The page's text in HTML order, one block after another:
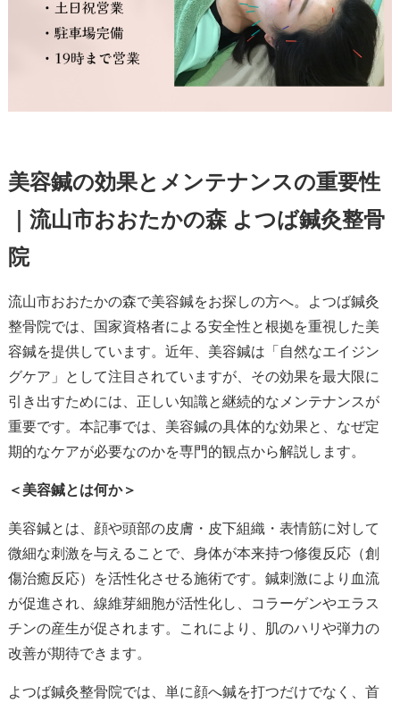
美容鍼の効果とメンテナンスの重要性
｜流山市おおたかの森 よつば鍼灸整骨
院
流山市おおたかの森で美容鍼をお探しの方へ。よつば鍼灸
整骨院では、国家資格者による安全性と根拠を重視した美
容鍼を提供しています。近年、美容鍼は「自然なエイジン
グケア」として注目されていますが、その効果を最大限に
引き出すためには、正しい知識と継続的なメンテナンスが
重要です。本記事では、美容鍼の具体的な効果と、なぜ定
期的なケアが必要なのかを専門的観点から解説します。
＜美容鍼とは何か＞
美容鍼とは、顔や頭部の皮膚・皮下組織・表情筋に対して
微細な刺激を与えることで、身体が本来持つ修復反応（創
傷治癒反応）を活性化させる施術です。鍼刺激により血流
が促進され、線維芽細胞が活性化し、コラーゲンやエラス
チンの産生が促されます。これにより、肌のハリや弾力の
改善が期待できます。
よつば鍼灸整骨院では、単に顔へ鍼を打つだけでなく、首